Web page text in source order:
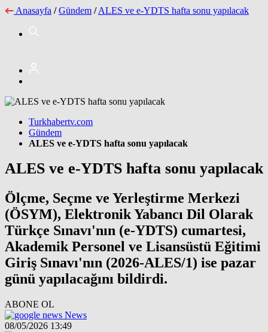
Anasayfa / Gündem / ALES ve e-YDTS hafta sonu yapılacak
Turkhabertv.com
Gündem
ALES ve e-YDTS hafta sonu yapılacak
ALES ve e-YDTS hafta sonu yapılacak
Ölçme, Seçme ve Yerleştirme Merkezi
(ÖSYM), Elektronik Yabancı Dil Olarak
Türkçe Sınavı'nın (e-YDTS) cumartesi,
Akademik Personel ve Lisansüstü Eğitimi
Giriş Sınavı'nın (2026-ALES/1) ise pazar
günü yapılacağını bildirdi.
ABONE OL
News
08/05/2026 13:49